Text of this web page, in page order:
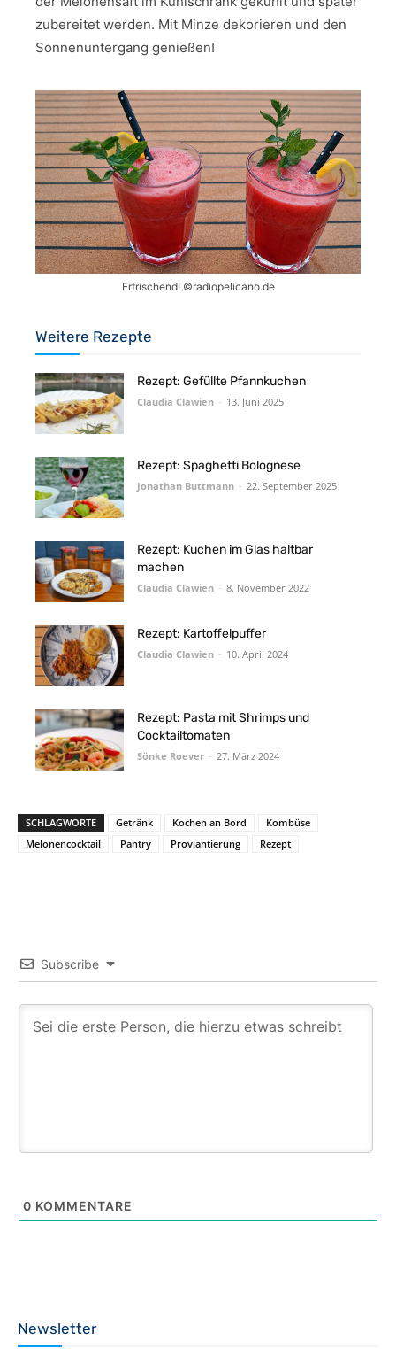
zubereitet werden. Mit Minze dekorieren und den
Sonnenuntergang genießen!
Erfrischend! ©️radiopelicano.de
Weitere Rezepte
Rezept: Gefüllte Pfannkuchen
Claudia Clawien - 13. Juni 2025
Rezept: Spaghetti Bolognese
Jonathan Buttmann - 22. September 2025
Rezept: Kuchen im Glas haltbar
machen
Claudia Clawien - 8. November 2022
Rezept: Kartoffelpuffer
Claudia Clawien - 10. April 2024
Rezept: Pasta mit Shrimps und
Cocktailtomaten
Sönke Roever - 27. März 2024
SCHLAGWORTE Getränk Kochen an Bord
Kombüse
Melonencocktail
Pantry Proviantierung Rezept
Subscribe
0 KOMMENTARE
Newsletter